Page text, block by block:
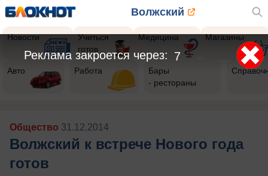
Волжский
Новости
Учиться
готов
Медицина Магазины
Авто Работа
Бары
- рестораны
Общество 31.12.2014
Волжский к встрече Нового года
готов
5
Реклама закроется через: